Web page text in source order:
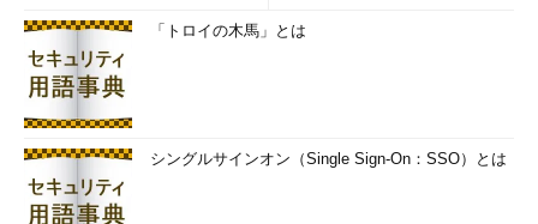
「トロイの木馬」とは
シングルサインオン（Single Sign-On：SSO）とは